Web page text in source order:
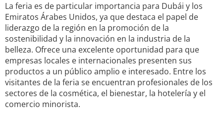
La feria es de particular importancia para Dubái y los
Emiratos Árabes Unidos, ya que destaca el papel de
liderazgo de la región en la promoción de la
sostenibilidad y la innovación en la industria de la
belleza. Ofrece una excelente oportunidad para que
empresas locales e internacionales presenten sus
productos a un público amplio e interesado. Entre los
visitantes de la feria se encuentran profesionales de los
sectores de la cosmética, el bienestar, la hotelería y el
comercio minorista.